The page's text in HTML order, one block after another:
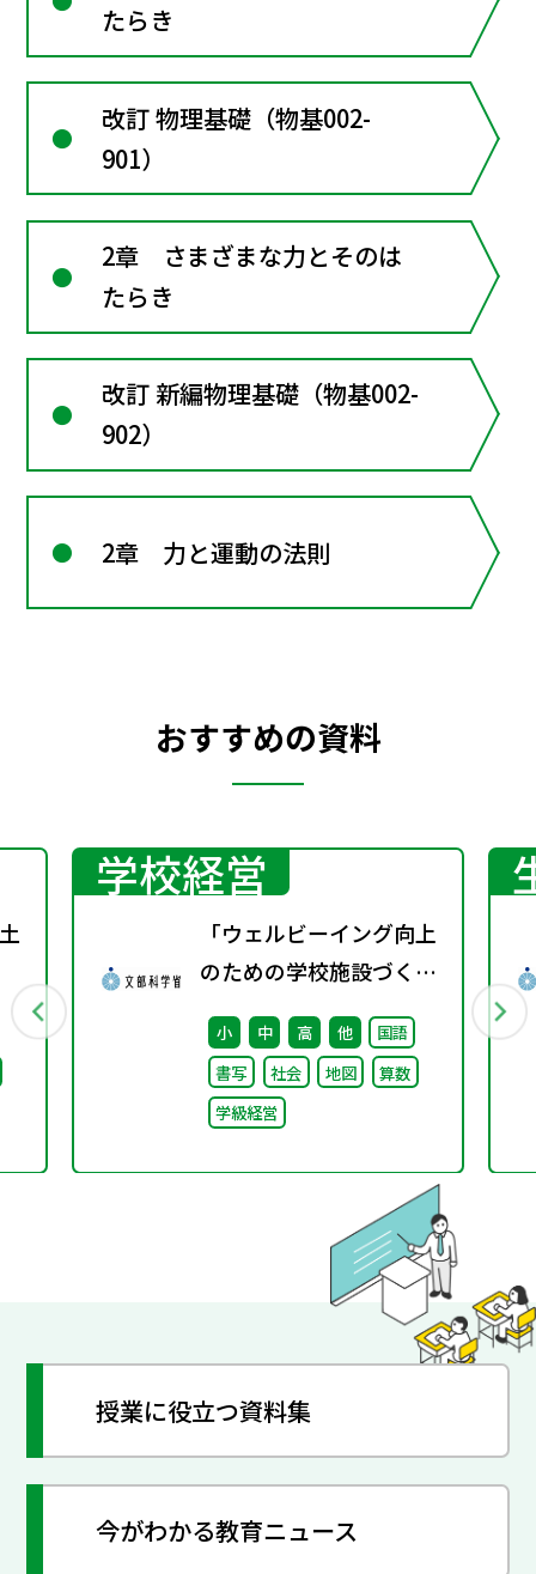
たらき
改訂 物理基礎（物基002-
901）
2章 さまざまな力とそのは
たらき
改訂 新編物理基礎（物基002-
902）
2章 力と運動の法則
おすすめの資料
学校経営
「ウェルビーイング向上
のための学校施設づくり
のアイディア集」の公表
について
小 中 高 他
国語
書写
社会 地図
算数
学級経営
授業に役立つ資料集
今がわかる教育ニュース